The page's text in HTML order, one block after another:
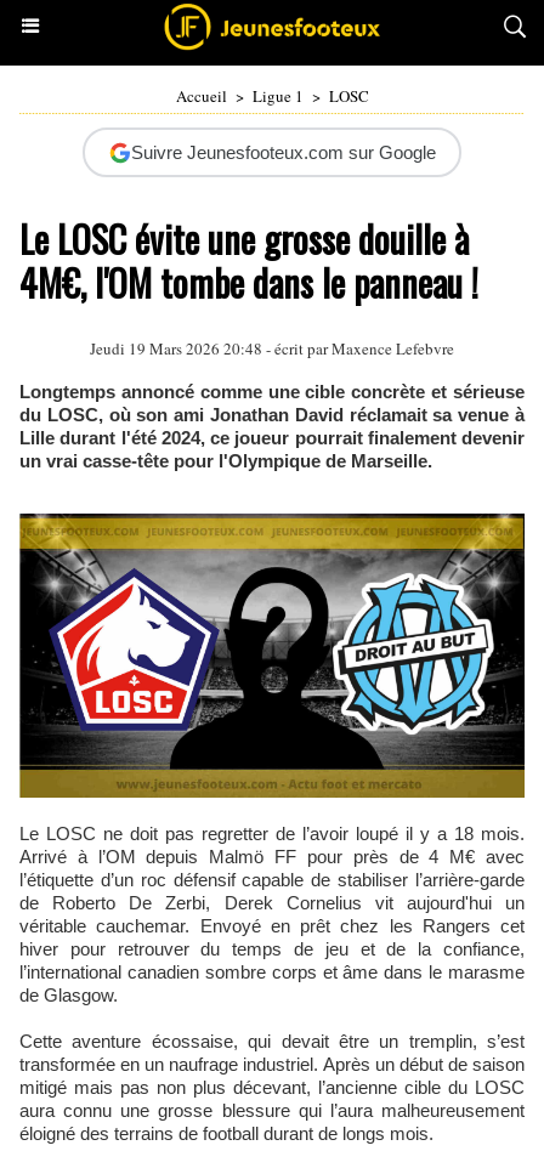
Accueil > Ligue 1 > LOSC
Suivre Jeunesfooteux.com sur Google
Le LOSC évite une grosse douille à
4M€, l'OM tombe dans le panneau !
Jeudi 19 Mars 2026 20:48 - écrit par Maxence Lefebvre
Longtemps annoncé comme une cible concrète et sérieuse
du LOSC, où son ami Jonathan David réclamait sa venue à
Lille durant l'été 2024, ce joueur pourrait finalement devenir
un vrai casse-tête pour l'Olympique de Marseille.
Le LOSC ne doit pas regretter de l’avoir loupé il y a 18 mois.
Arrivé à l’OM depuis Malmö FF pour près de 4 M€ avec
l’étiquette d’un roc défensif capable de stabiliser l’arrière-garde
de Roberto De Zerbi, Derek Cornelius vit aujourd'hui un
véritable cauchemar. Envoyé en prêt chez les Rangers cet
hiver pour retrouver du temps de jeu et de la confiance,
l’international canadien sombre corps et âme dans le marasme
de Glasgow.
Cette aventure écossaise, qui devait être un tremplin, s’est
transformée en un naufrage industriel. Après un début de saison
mitigé mais pas non plus décevant, l’ancienne cible du LOSC
aura connu une grosse blessure qui l’aura malheureusement
éloigné des terrains de football durant de longs mois.